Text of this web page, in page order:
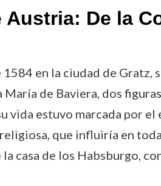
De la
en la ciudad de Gratz,
de Baviera, dos
vida estuvo marcada por
que influiría en
casa de los Habsburgo,